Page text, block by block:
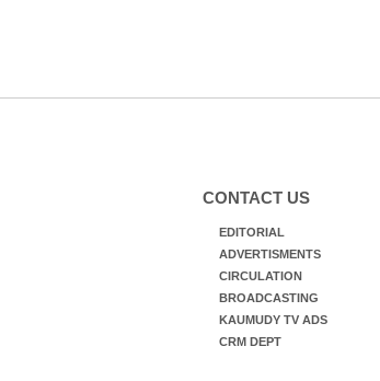
CONTACT US
EDITORIAL
ADVERTISMENTS
CIRCULATION
BROADCASTING
KAUMUDY TV ADS
CRM DEPT